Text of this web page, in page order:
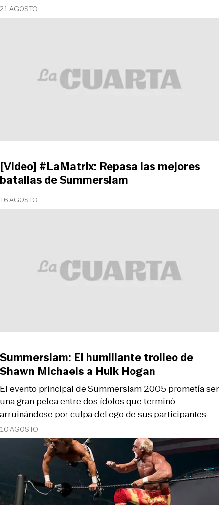
21 AGOSTO
16 AGOSTO
[Video] #LaMatrix: Repasa las mejores
batallas de Summerslam
10 AGOSTO
El evento principal de Summerslam 2005 prometía ser
una gran pelea entre dos ídolos que terminó
arruinándose por culpa del ego de sus participantes
Summerslam: El humillante trolleo de
Shawn Michaels a Hulk Hogan